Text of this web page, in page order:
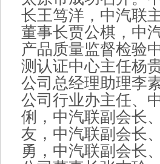
长王笃洋，中汽联
董事长贾公棋，中
产品质量监督检验
测认证中心主任杨
公司总经理助理李
公司行业办主任、
俐，中汽联副会长
友，中汽联副会长
勇，中汽联副会长